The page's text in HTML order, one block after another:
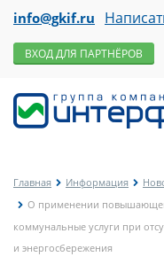
info@gkif.ru
ВХОД ДЛЯ ПАРТНЁРОВ
Главная Информация
О применении
коммунальные услуги при
и энергосбережения